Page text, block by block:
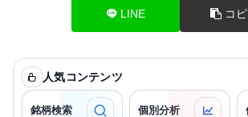
LINE コ
人気コンテンツ
銘柄検索 個別分析